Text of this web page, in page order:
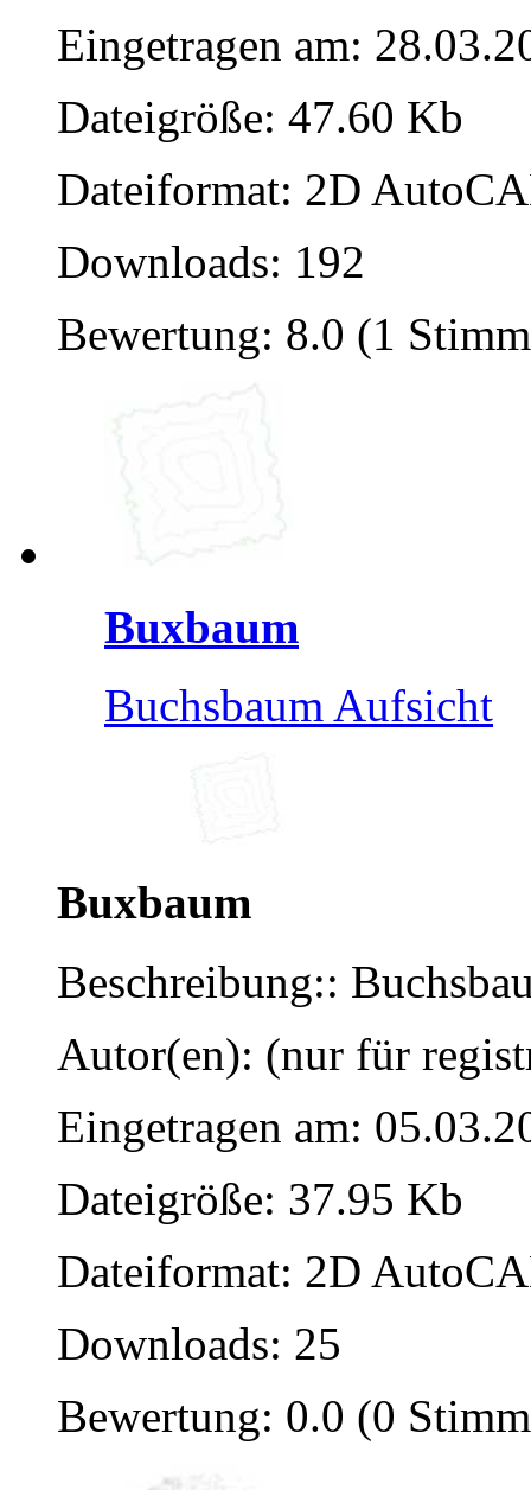
Eingetragen am:
Dateigröße: 47.60 Kb
Dateiformat: 2D
Downloads: 192
Bewertung: 8.0 (1
Buxbaum
Buchsbaum Aufsicht
Buxbaum
Beschreibung::
Autor(en): (nur für
Eingetragen am:
Dateigröße: 37.95 Kb
Dateiformat: 2D
Downloads: 25
Bewertung: 0.0 (0